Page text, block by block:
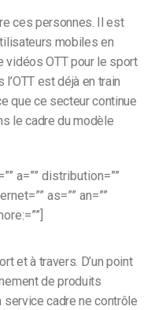
ces personnes. Il est
mobiles en
vidéos OTT pour le sport
est déjà en train
que ce secteur continue
le cadre du modèle
a=”” distribution=””
as=”” an=””
et à travers. D’un point
de produits
service cadre ne contrôle